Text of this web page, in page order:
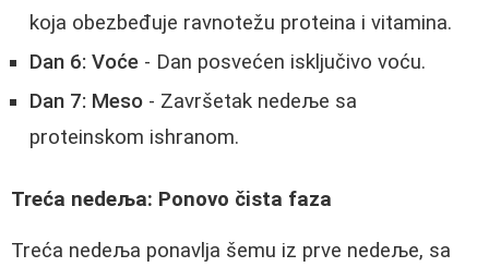
koja obezbeđuje ravnotežu proteina i vitamina.
Dan 6: Voće - Dan posvećen isključivo voću.
Dan 7: Meso - Završetak nedeље sa
proteinskom ishranom.
Treća nedeљa: Ponovo čista faza
Treća nedeљa ponavlja šemu iz prve nedeље, sa